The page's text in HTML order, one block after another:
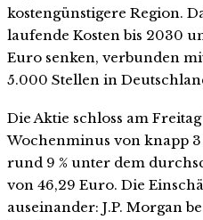
kostengünstigere Region.
laufende Kosten bis 2030
Euro senken, verbunden
5.000 Stellen in
Die Aktie schloss am
Wochenminus von knapp 3
rund 9 % unter dem
von 46,29 Euro. Die
auseinander: J.P. Morgan